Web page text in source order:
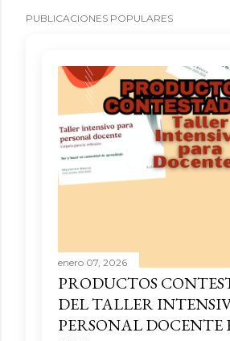
PUBLICACIONES POPULARES
enero 07, 2026
PRODUCTOS
DEL TALLER
PERSONAL DOCENTE